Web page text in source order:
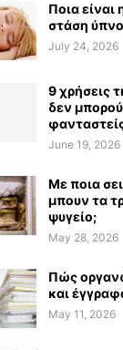
Ποια είναι
στάση
July 24, 2026
9 χρήσεις
δεν
June 19, 2026
Με ποια
μπουν τα
ψυγείο;
May 28, 2026
Πώς
και
May 11, 2026